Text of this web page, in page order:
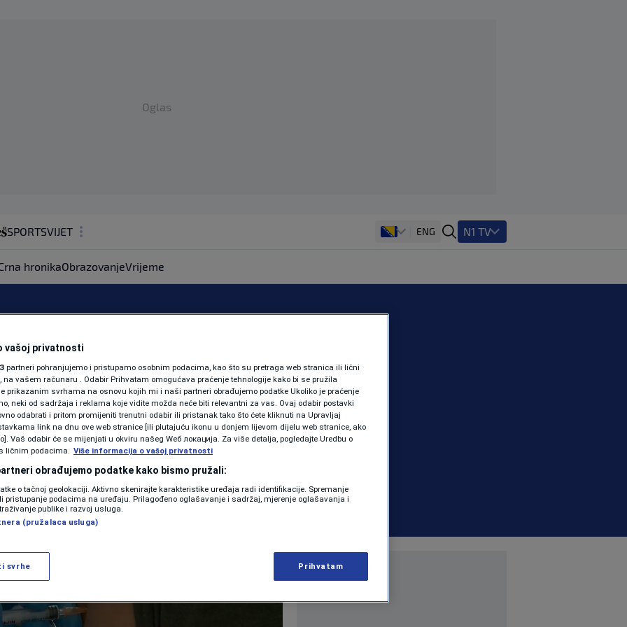
Oglas
SPORTSVIJET
ZDRAVLJE
SHOWBIZ
PODCAST
N1 SPECIJAL
FENOMENI
NEISTRAŽENO
VIRALNO
ENG N1 TV
hronikaObrazovanjeVrijeme
dvije trećine
želi vakcinisati
11:01 | VIJESTI | 0 komentara
Više
vašoj privatnosti
partneri pohranjujemo i pristupamo osobnim podacima, kao što su pretraga web stranica ili lični
na vašem računaru . Odabir Prihvatam omogućava praćenje tehnologije kako bi se pružila
prikazanim svrhama na osnovu kojih mi i naši partneri obrađujemo podatke Ukoliko je praćenje
neki od sadržaja i reklama koje vidite možda neće biti relevantni za vas. Ovaj odabir postavki
odabrati i pritom promijeniti trenutni odabir ili pristanak tako što ćete kliknuti na Upravljaj
link na dnu ove web stranice [ili plutajuću ikonu u donjem lijevom dijelu web stranice, ako
Vaš odabir će se mijenjati u okviru našeg Wеб локација. Za više detalja, pogledajte Uredbu o
ličnim podacima. Više informacija o vašoj privatnosti
obrađujemo podatke kako bismo pružali:
o tačnoj geolokaciji. Aktivno skenirajte karakteristike uređaja radi identifikacije. Spremanje
pristupanje podacima na uređaju. Prilagođeno oglašavanje i sadržaj, mjerenje oglašavanja i
publike i razvoj usluga.
(pružalaca usluga)
svrhe Prihvatam